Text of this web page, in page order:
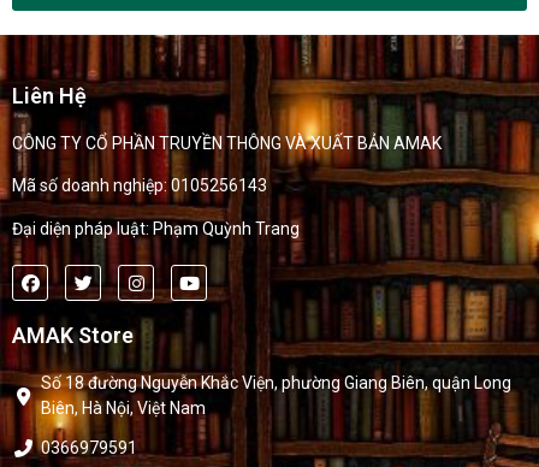
Liên Hệ
CÔNG TY CỔ PHẦN TRUYỀN THÔNG VÀ XUẤT BẢN AMAK
Mã số doanh nghiệp: 0105256143
Đại diện pháp luật: Phạm Quỳnh Trang
AMAK Store
Số 18 đường Nguyễn Khắc Viện, phường Giang Biên, quận Long
Biên, Hà Nội, Việt Nam
0366979591